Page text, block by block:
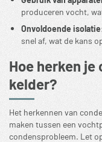
produceren vocht,
Onvoldoende isolatie
snel af, wat de kans
Hoe herken
kelder?
Het herkennen van
maken tussen een
condensprobleem. Let